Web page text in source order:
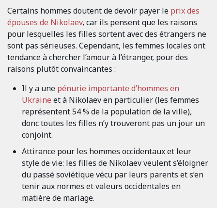
Certains hommes doutent de devoir payer le prix des
épouses de Nikolaev, car ils pensent que les raisons
pour lesquelles les filles sortent avec des étrangers ne
sont pas sérieuses. Cependant, les femmes locales ont
tendance à chercher l’amour à l’étranger, pour des
raisons plutôt convaincantes :
Il y a une pénurie importante d’hommes en
Ukraine et à Nikolaev en particulier (les femmes
représentent 54 % de la population de la ville),
donc toutes les filles n’y trouveront pas un jour un
conjoint.
Attirance pour les hommes occidentaux et leur
style de vie: les filles de Nikolaev veulent s’éloigner
du passé soviétique vécu par leurs parents et s’en
tenir aux normes et valeurs occidentales en
matière de mariage.